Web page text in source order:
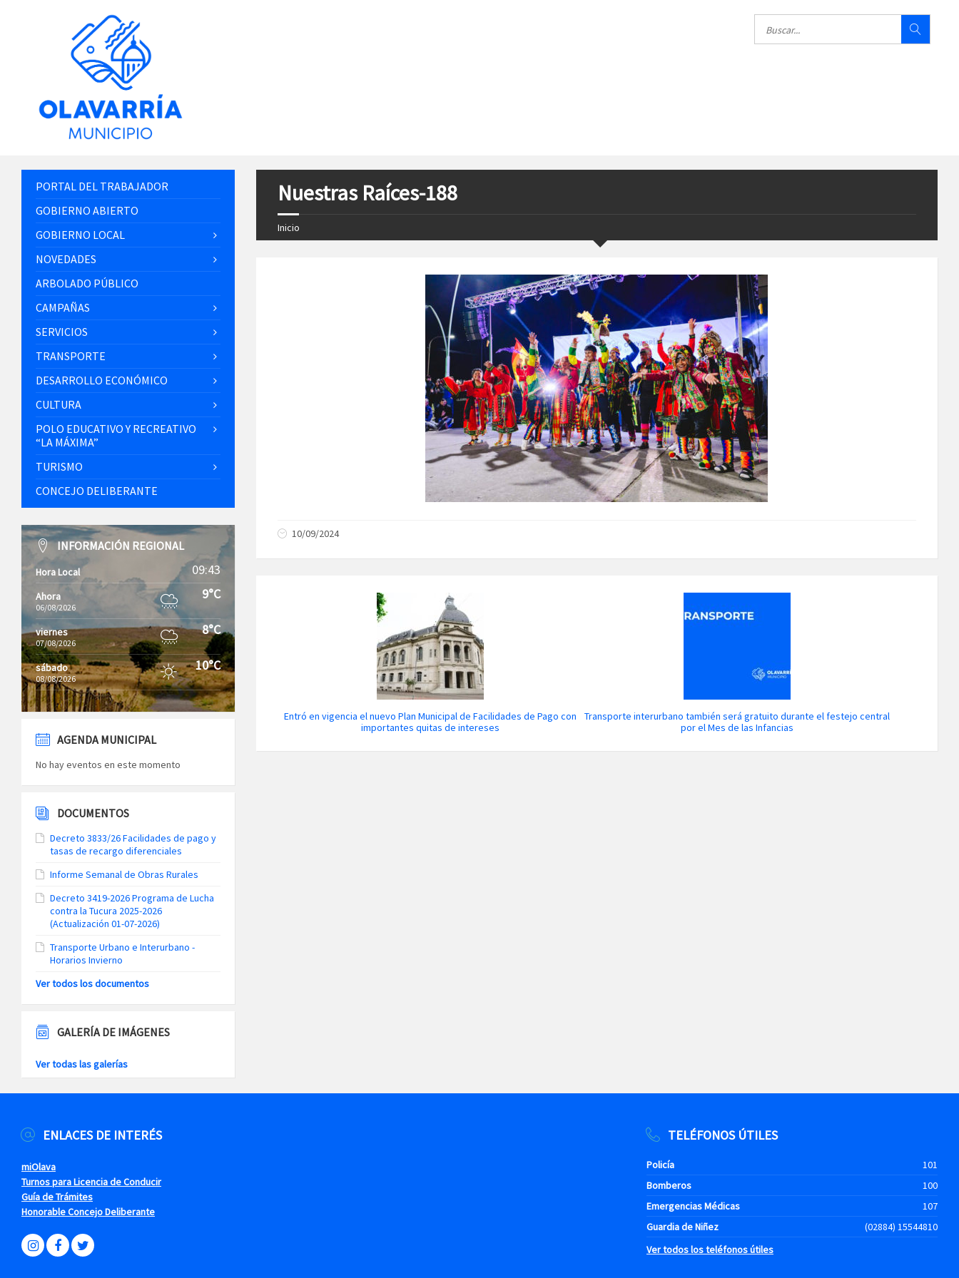
Nuestras Raíces-188
Inicio
10/09/2024
Entró en vigencia el nuevo Plan Municipal de Facilidades de Pago con
importantes quitas de intereses
Transporte interurbano también será gratuito durante el festejo central
por el Mes de las Infancias
PORTAL DEL TRABAJADOR
GOBIERNO ABIERTO
GOBIERNO LOCAL
NOVEDADES
ARBOLADO PÚBLICO
CAMPAÑAS
SERVICIOS
TRANSPORTE
DESARROLLO ECONÓMICO
CULTURA
POLO EDUCATIVO Y RECREATIVO
“LA MÁXIMA”
TURISMO
CONCEJO DELIBERANTE
INFORMACIÓN REGIONAL
Hora Local 09:43
Ahora
06/08/2026
9°C
viernes
07/08/2026
8°C
sábado
08/08/2026
10°C
AGENDA MUNICIPAL
No hay eventos en este momento
DOCUMENTOS
Decreto 3833/26 Facilidades de pago y
tasas de recargo diferenciales
Informe Semanal de Obras Rurales
Decreto 3419-2026 Programa de Lucha
contra la Tucura 2025-2026
(Actualización 01-07-2026)
Transporte Urbano e Interurbano -
Horarios Invierno
Ver todos los documentos
GALERÍA DE IMÁGENES
Ver todas las galerías
ENLACES DE INTERÉS
miOlava
Turnos para Licencia de Conducir
Guía de Trámites
Honorable Concejo Deliberante
TELÉFONOS ÚTILES
Policía
101
Bomberos
100
Emergencias Médicas
107
Guardia de Niñez
(02884) 15544810
Ver todos los teléfonos útiles